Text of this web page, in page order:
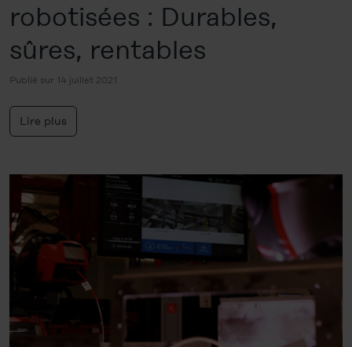
robotisées : Durables,
sûres, rentables
Publié sur 14 juillet 2021
Lire plus